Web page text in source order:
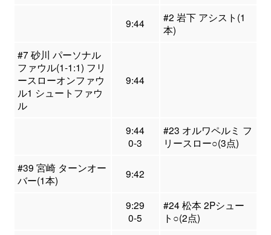
9:44
#2 岩下 アシスト(1
本)
#7 砂川 パーソナル
ファウル(1-1:1) フリ
ースローオンファウ
ル1 シュートファウ
ル
9:44
9:44
0-3
#23 オルワペルミ フ
リースロー○(3点)
#39 宮崎 ターンオー
バー(1本)
9:42
9:29
0-5
#24 松本 2Pシュー
ト○(2点)